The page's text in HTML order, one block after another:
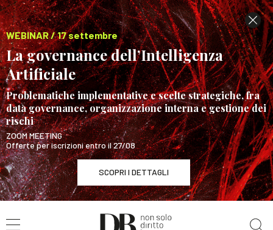
WEBINAR / 17 settembre
La governance dell’Intelligenza
Artificiale
Problematiche implementative e scelte strategiche, fra
data governance, organizzazione interna e gestione dei
rischi
ZOOM MEETING
Offerte per iscrizioni entro il 27/08
SCOPRI I DETTAGLI
WEBINAR / 17 settembre